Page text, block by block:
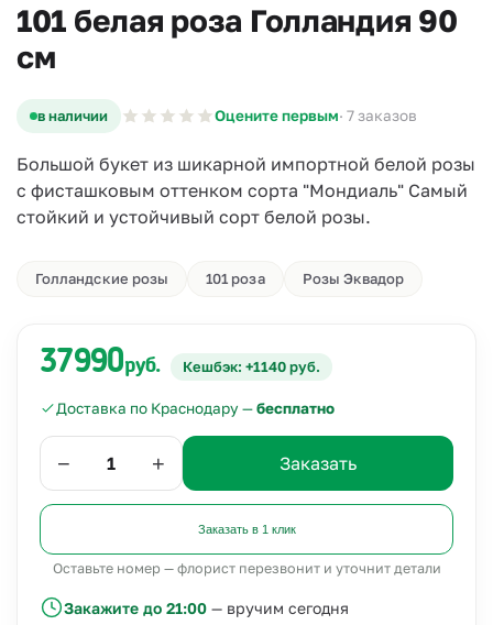
101 белая роза Голландия 90
см
в наличии Оцените первым· 7 заказов
Большой букет из шикарной импортной белой розы
с фисташковым оттенком сорта "Мондиаль" Самый
стойкий и устойчивый сорт белой розы.
Голландские розы 101 роза Розы Эквадор
37990руб. Кешбэк: +1140 руб.
Доставка по Краснодару —бесплатно
− + Заказать
Заказать в 1 клик
Оставьте номер — флорист перезвонит и уточнит детали
Закажите до 21:00 — вручим сегодня